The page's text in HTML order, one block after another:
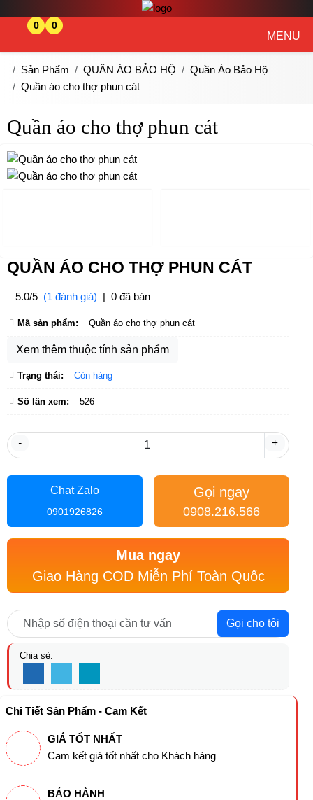
0 0
MENU
Sản Phẩm QUẦN ÁO BẢO HỘ
Quần Áo Bảo Hộ
Quần áo cho thợ phun cát
Quần áo cho thợ phun cát
QUẦN ÁO CHO THỢ PHUN CÁT
5.0/5 (1 đánh giá) | 0 đã bán
Mã sản phẩm: Quần áo cho thợ phun cát
Xem thêm thuộc tính sản phẩm
Trạng thái: Còn hàng
Số lần xem: 526
- +
Chat Zalo
0901926826
Gọi ngay
0908.216.566
Mua ngay
Giao Hàng COD Miễn Phí Toàn Quốc
Gọi cho tôi
Chia sẻ:
Chi Tiết Sản Phẩm - Cam Kết
GIÁ TỐT NHẤT
Cam kết giá tốt nhất cho Khách hàng
BẢO HÀNH